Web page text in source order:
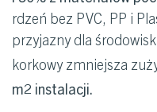
rdzeń bez PVC, PP i
przyjazny dla
korkowy zmniejsza
m2 instalacji.